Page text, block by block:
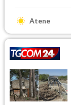
Atene